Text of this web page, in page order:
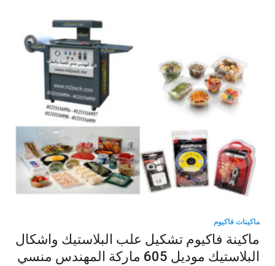
ماكينات فاكيوم
ماكينة فاكيوم تشكيل علب البلاستيك واشكال
البلاستيك موديل 605 ماركة المهندس منسي